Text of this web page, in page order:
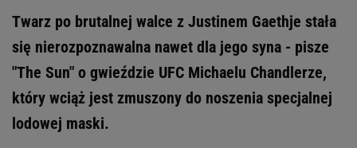
Twarz po brutalnej walce z Justinem Gaethje stała
się nierozpoznawalna nawet dla jego syna - pisze
"The Sun" o gwieździe UFC Michaelu Chandlerze,
który wciąż jest zmuszony do noszenia specjalnej
lodowej maski.